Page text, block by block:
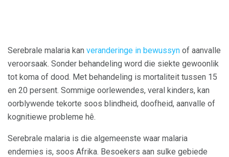
Serebrale malaria kan veranderinge in bewussyn of aanvalle
veroorsaak. Sonder behandeling word die siekte gewoonlik
tot koma of dood. Met behandeling is mortaliteit tussen 15
en 20 persent. Sommige oorlewendes, veral kinders, kan
oorblywende tekorte soos blindheid, doofheid, aanvalle of
kognitiewe probleme hê.
Serebrale malaria is die algemeenste waar malaria
endemies is, soos Afrika. Besoekers aan sulke gebiede